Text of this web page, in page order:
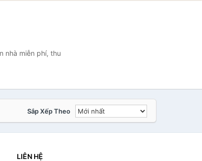
nhà miễn phí, thu
Sắp Xếp Theo
LIÊN HỆ